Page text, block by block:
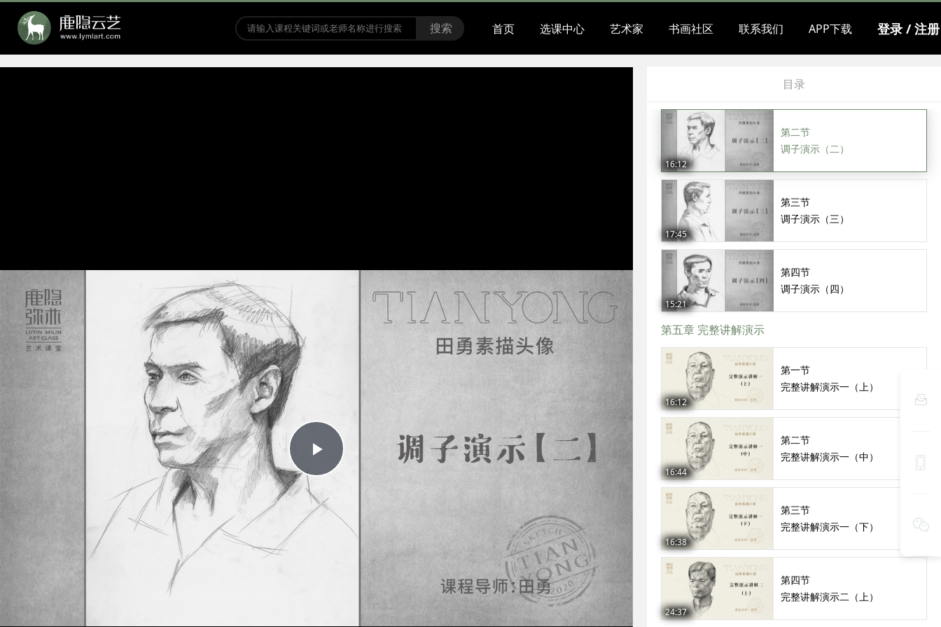
搜索 首页 选课中心 艺术家 书画社区 联系我们 APP下载 登录 / 注册
Play
Video
目录
第四章 头像调子演示讲解
调子演示（一）
16:12
第二节
调子演示（二）
17:45
第三节
调子演示（三）
15:21
第四节
调子演示（四）
第五章 完整讲解演示
16:12
第一节
完整讲解演示一（上）
16:44
第二节
完整讲解演示一（中）
16:38
第三节
完整讲解演示一（下）
24:37
第四节
完整讲解演示二（上）


